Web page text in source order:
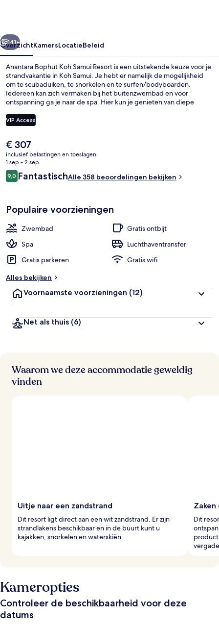
Volgende
141+
OverzichtKamersLocatieBeleid
Anantara Bophut Koh Samui Resort is een uitstekende keuze voor je
strandvakantie in Koh Samui. Je hebt er namelijk de mogelijkheid
om te scubaduiken, te snorkelen en te surfen/bodyboarden.
Iedereen kan zich vermaken bij het buitenzwembad en voor
ontspanning ga je naar de spa. Hier kun je genieten van diepe
een van de 2 restaurants, kun je terecht voor ontbijt, lunch en diner.
Dit resort in luxe stijl wordt ook gekenmerkt door voorzieningen
fitnesscentrum.
VIP Access
De
huidige
prijs
is
€ 307
€ 307
inclusief belastingen en toeslagen
1 sep - 2 sep
Beoordelingen
9,09,0 op 10 –
FantastischAlle 358 beoordelingen bekijken
Populaire voorzieningen
Zwembad
Gratis ontbijt
Spa
Luchthaventransfer
Gratis parkeren
Gratis wifi
Alles bekijken
Voornaamste voorzieningen (12)
Net als thuis (6)
Waarom we deze accommodatie geweldig
vinden
Uitje naar een zandstrand
Dit resort ligt direct aan een wit zandstrand. Er zijn
strandlakens beschikbaar en in de buurt kunt u
kajakken, snorkelen en waterskiën.
Dit
Kameropties
Controleer de beschikbaarheid voor deze
datums